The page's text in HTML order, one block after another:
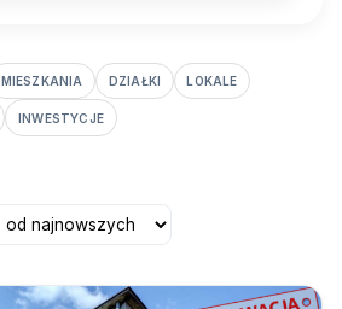
MIESZKANIA DZIAŁKI LOKALE
INWESTYCJE